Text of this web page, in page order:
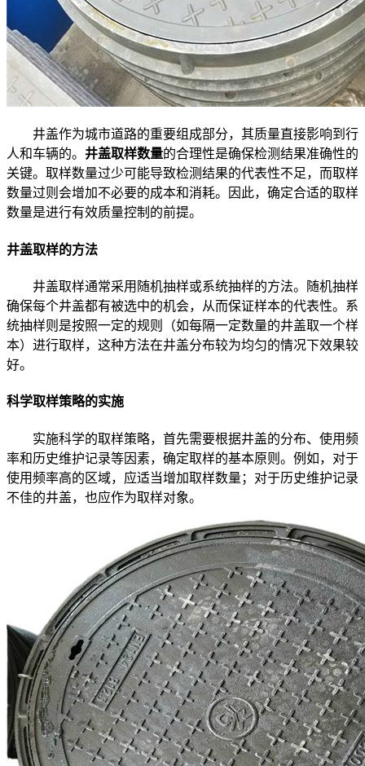
井盖作为城市道路的重要组成部分，其质量直接影响到行
人和车辆的。 井盖取样数量的合理性是确保检测结果准确性的
关键。取样数量过少可能导致检测结果的代表性不足，而取样
数量过则会增加不必要的成本和消耗。因此，确定合适的取样
数量是进行有效质量控制的前提。
井盖取样的方法
井盖取样通常采用随机抽样或系统抽样的方法。随机抽样
确保每个井盖都有被选中的机会，从而保证样本的代表性。系
统抽样则是按照一定的规则（如每隔一定数量的井盖取一个样
本）进行取样，这种方法在井盖分布较为均匀的情况下效果较
好。
科学取样策略的实施
实施科学的取样策略，首先需要根据井盖的分布、使用频
率和历史维护记录等因素，确定取样的基本原则。例如，对于
使用频率高的区域，应适当增加取样数量；对于历史维护记录
不佳的井盖，也应作为取样对象。